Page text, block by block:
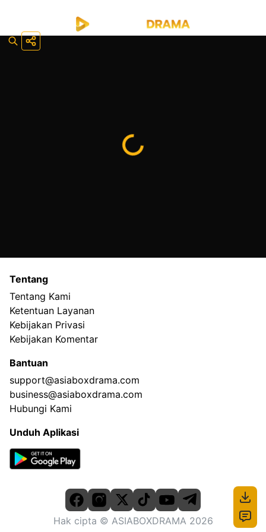
Tentang
Tentang Kami
Ketentuan Layanan
Kebijakan Privasi
Kebijakan Komentar
Bantuan
support@asiaboxdrama.com
business@asiaboxdrama.com
Hubungi Kami
Unduh Aplikasi
Hak cipta © ASIABOXDRAMA 2026